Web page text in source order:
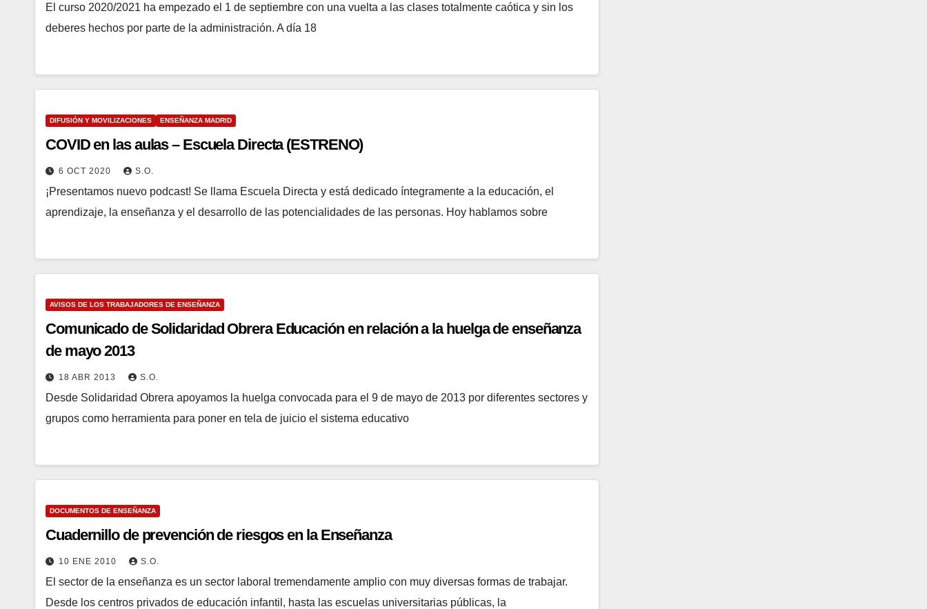
El curso 2020/2021 ha empezado el 1 de septiembre con una vuelta a las clases totalmente caótica y sin los
deberes hechos por parte de la administración. A día 18
DIFUSIÓN Y MOVILIZACIONES ENSEÑANZA MADRID
COVID en las aulas – Escuela Directa (ESTRENO)
6 OCT 2020 S.O.
¡Presentamos nuevo podcast! Se llama Escuela Directa y está dedicado íntegramente a la educación, el
aprendizaje, la enseñanza y el desarrollo de las potencialidades de las personas. Hoy hablamos sobre
AVISOS DE LOS TRABAJADORES DE ENSEÑANZA
Comunicado de Solidaridad Obrera Educación en relación a la huelga de enseñanza
de mayo 2013
18 ABR 2013 S.O.
Desde Solidaridad Obrera apoyamos la huelga convocada para el 9 de mayo de 2013 por diferentes sectores y
grupos como herramienta para poner en tela de juicio el sistema educativo
DOCUMENTOS DE ENSEÑANZA
Cuadernillo de prevención de riesgos en la Enseñanza
10 ENE 2010 S.O.
El sector de la enseñanza es un sector laboral tremendamente amplio con muy diversas formas de trabajar.
Desde los centros privados de educación infantil, hasta las escuelas universitarias públicas, la